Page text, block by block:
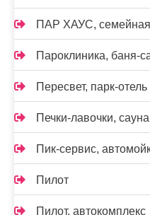
ПАР ХАУС,
Пароклиника, баня-
Пересвет, парк-отель
Печки-лавочки, сауна
Пик-сервис,
Пилот
Пилот, автокомплекс